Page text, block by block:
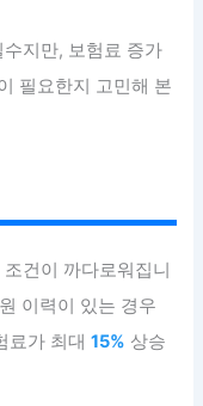
지만, 보험료 증가
필요한지 고민해 본
건이 까다로워집니
이력이 있는 경우
료가 최대15% 상승